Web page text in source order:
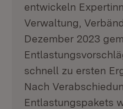
entwickeln
Verwaltung,
Dezember 2023
schnell zu ersten
Nach
Entlastungspakets